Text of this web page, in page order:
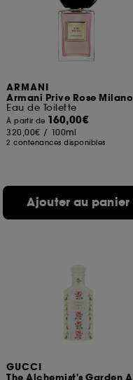
ARMANI
Armani Prive Rose Milano
Eau de Toilette
À partir de 160,00€
320,00€ / 100ml
2 contenances disponibles
Ajouter au panier
GUCCI